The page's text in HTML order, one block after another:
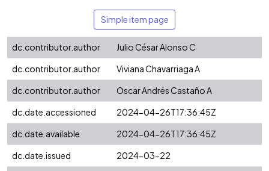
Simple item page
dc.contributor.author
Julio César Alonso C
dc.contributor.author
Viviana Chavarriaga A
dc.contributor.author
Oscar Andrés Castaño A
dc.date.accessioned
2024-04-26T17:36:45Z
dc.date.available
2024-04-26T17:36:45Z
dc.date.issued
2024-03-22